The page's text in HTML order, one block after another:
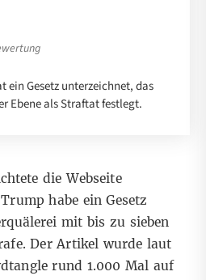
ein Gesetz unterzeichnet, das
Ebene als Straftat festlegt.
die Webseite
habe ein Gesetz
mit bis zu sieben
Der Artikel wurde laut
rund 1.000 Mal auf